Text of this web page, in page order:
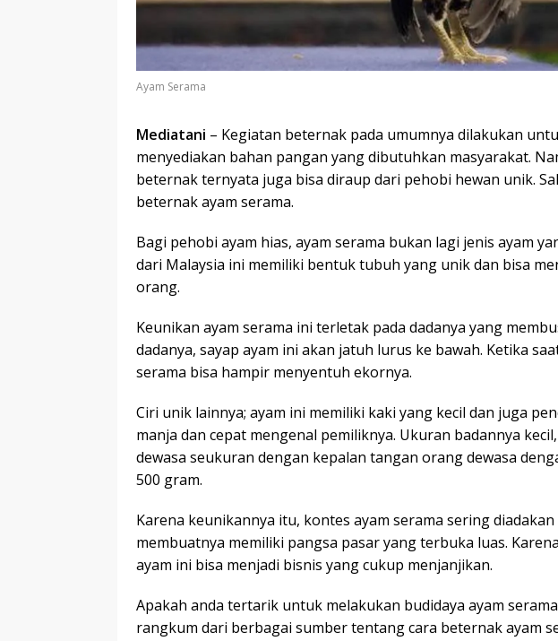
Ayam Serama
Mediatani – Kegiatan beternak pada umumnya dilakukan
menyediakan bahan pangan yang dibutuhkan masyarakat.
beternak ternyata juga bisa diraup dari pehobi hewan unik.
beternak ayam serama.
Bagi pehobi ayam hias, ayam serama bukan lagi jenis ayam
dari Malaysia ini memiliki bentuk tubuh yang unik dan bisa
orang.
Keunikan ayam serama ini terletak pada dadanya yang
dadanya, sayap ayam ini akan jatuh lurus ke bawah. Ketika
serama bisa hampir menyentuh ekornya.
Ciri unik lainnya; ayam ini memiliki kaki yang kecil dan juga
manja dan cepat mengenal pemiliknya. Ukuran badannya
dewasa seukuran dengan kepalan tangan orang dewasa
500 gram.
Karena keunikannya itu, kontes ayam serama sering
membuatnya memiliki pangsa pasar yang terbuka luas.
ayam ini bisa menjadi bisnis yang cukup menjanjikan.
Apakah anda tertarik untuk melakukan budidaya ayam
rangkum dari berbagai sumber tentang cara beternak ayam